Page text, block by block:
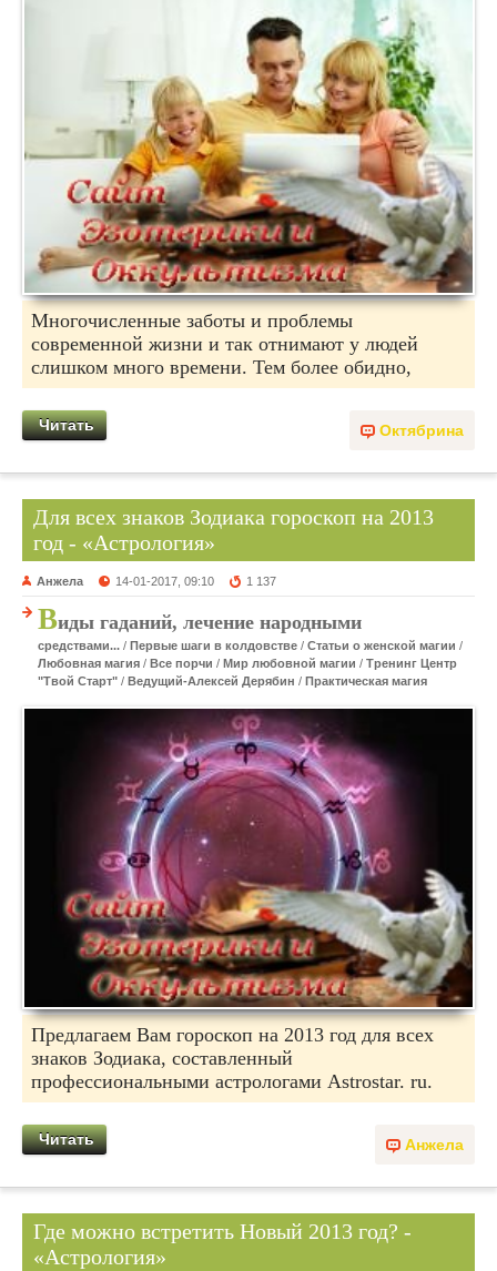
Многочисленные заботы и проблемы
современной жизни и так отнимают у людей
слишком много времени. Тем более обидно,
Октябрина
Читать
Для всех знаков Зодиака гороскоп на 2013
год - «Астрология»
Анжела 14-01-2017, 09:10 1 137
Виды гаданий, лечение народными
средствами... / Первые шаги в колдовстве / Статьи о женской магии /
Любовная магия / Все порчи / Мир любовной магии / Тренинг Центр
"Твой Старт" / Ведущий-Алексей Дерябин / Практическая магия
Предлагаем Вам гороскоп на 2013 год для всех
знаков Зодиака, составленный
профессиональными астрологами Astrostar. ru.
Анжела
Читать
Где можно встретить Новый 2013 год? -
«Астрология»